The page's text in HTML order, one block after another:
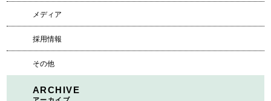
メディア
採用情報
その他
ARCHIVE